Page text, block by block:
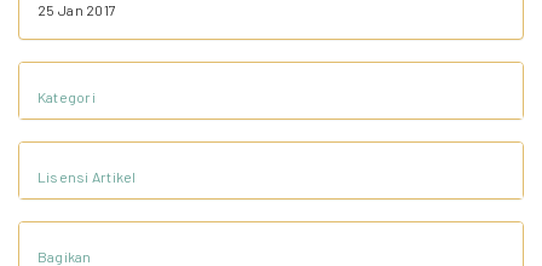
25 Jan 2017
Kategori
Lisensi Artikel
Bagikan